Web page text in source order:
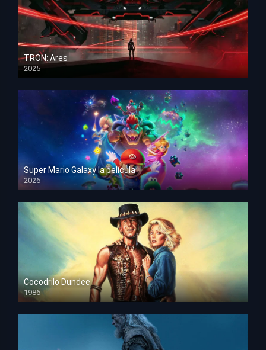
TRON: Ares
2025
HD 1080p
Super Mario Galaxy la película
2026
HD 1080p
Cocodrilo Dundee
1986
HD 1080p